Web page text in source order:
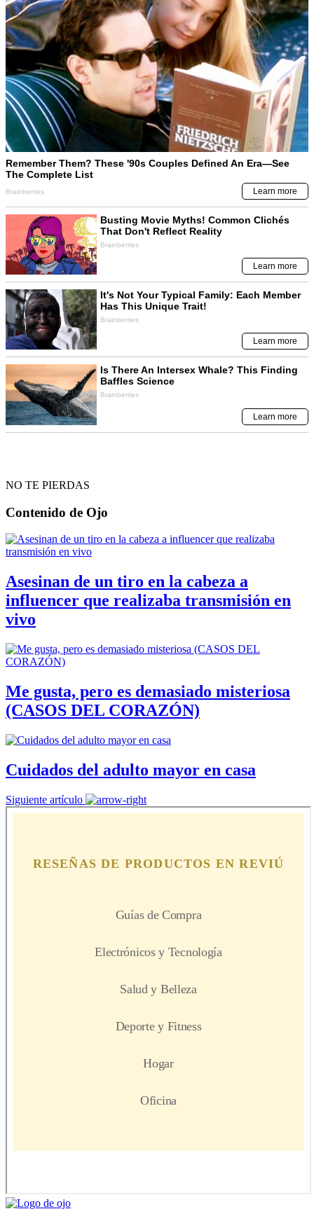
NO TE PIERDAS
Contenido de Ojo
Asesinan de un tiro en la cabeza a
influencer que realizaba transmisión en
vivo
Me gusta, pero es demasiado misteriosa
(CASOS DEL CORAZÓN)
Cuidados del adulto mayor en casa
Siguiente artículo